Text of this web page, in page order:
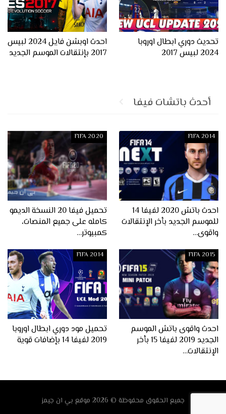
تحديث دوري ابطال اوروبا
2024 لبيس 2017
احدث اوبشن فايل 2024 لبيس
2017 بإنتقالات الموسم الجديد
أحدث باتشات فيفا
FIFA 2014
احدث باتش 2020 لفيفا 14
للموسم الجديد بأخر الإنتقالات
واقوى…
FIFA 2020
تحميل فيفا 20 النسخة الديمو
كامله على جميع المنصات،
كمبيوتر…
FIFA 2015
احدث واقوى باتش الموسم
الجديد 2019 لفيفا 15 بأخر
الإنتقالات…
FIFA 2014
تحميل مود دوري ابطال اوروبا
2019 لفيفا 14 بإضافات قوية
جميع الحقوق محفوظة © 2026 موقع بي ان جيمز